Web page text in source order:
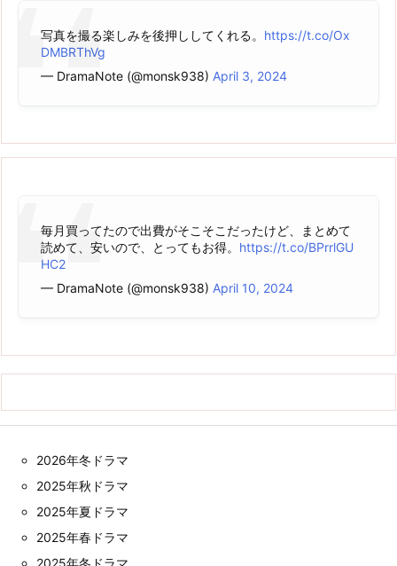
写真を撮る楽しみを後押ししてくれる。 https://t.co/Ox
DMBRThVg
— DramaNote (@monsk938) April 3, 2024
毎月買ってたので出費がそこそこだったけど、まとめて
読めて、安いので、とってもお得。 https://t.co/BPrrlGU
HC2
— DramaNote (@monsk938) April 10, 2024
2026年冬ドラマ
2025年秋ドラマ
2025年夏ドラマ
2025年春ドラマ
2025年冬ドラマ